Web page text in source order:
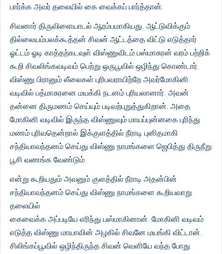
பார்க்க அவர் தலையில் கை வைக்கப் பார்த்தான்.
சிவனார் திருவிளையாடல் ஆரம்பமாகியது. ஆட்டுவிக்கும்
தில்லையம்பலக்கூத்தன் சிவன் ஆட்டத்தை விட்டு எடுத்தார்
ஓட்டம் ஓடி காத்தற்கடவுள் விஸ்ணுவிடம்.பஸ்மாசுரன் வரம் பற்றிக்
கூறி சிவலிங்கவடிவம் பெற்று ஒருபூவில் ஒழிந்து கொண்டார்.
விஸ்ணு பிரானும் லீலைகள் புரிபவராயிற்றே அவர்மோகினி
வடிவில் பத்மாசுரனை மயக்கி நடனம் புரியலானார். அவன்
தன்னை திருமணம் செய்யும் படிவற்புறுத்துகிறான். அதை
மோகினி வடிவில் இருந்த விஸ்ணுவும் மாயப்புன்னகை புரிந்து
மணம் புரிவதென்றால் இக்குளத்தில் நீராடி புனிதமாகி
சந்தியாவந்தனம் செய்து விஸ்ணு நாமங்களை ஜெபித்து திருநீறு
பூசி வணங்க வேண்டும்.
என்று கூறியதும் அவனும் குளத்தில் நீராடி அதன்பின்
சந்தியாவந்தனம் செய்து விஸ்ணு நாமங்களை கூறியவாறு
தலையில்
கைவைக்க அப்படியே எரிந்து பஸ்மாகினான். மோகினி வடிவம்
எடுத்த விஸ்ணு மாயாவின் அழகில் சிவனே மயங்கி விட்டான்.
சிலிங்கப்பூவில் ஒழிந்திருந்த சிவன் வெளியே வந்த போது